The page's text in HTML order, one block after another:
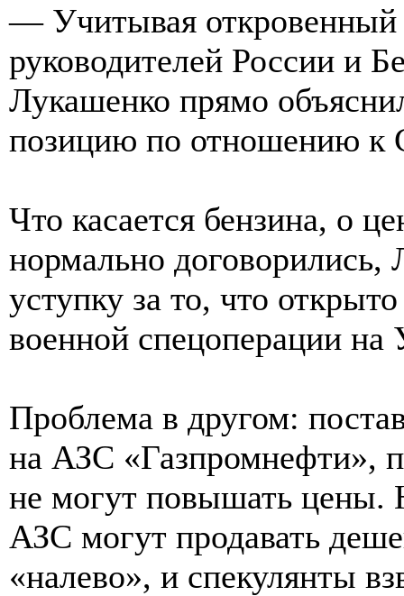
— Учитывая откровенный
руководителей России и
Лукашенко прямо
позицию по отношению
Что касается бензина, о
нормально договорились,
уступку за то, что
военной спецоперации на
Проблема в другом:
на АЗС «Газпромнефти»,
не могут повышать цены.
АЗС могут продавать
«налево», и спекулянты